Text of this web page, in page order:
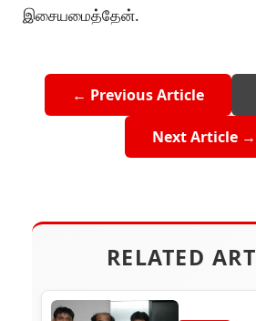
இசையமைத்தேன்.
← Previous Article
Next Article →
RELATED